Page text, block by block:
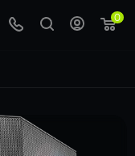
0